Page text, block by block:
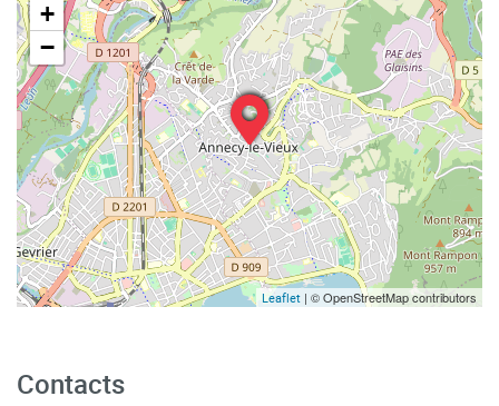
+
−
Leaflet | © OpenStreetMap contributors
Contacts